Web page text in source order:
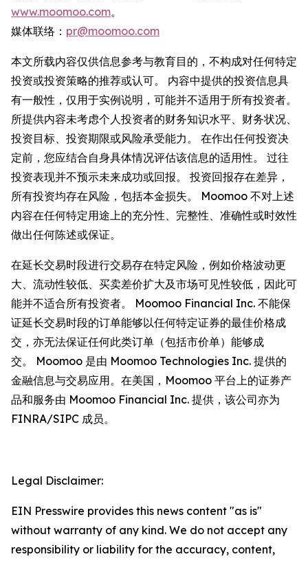
www.moomoo.com。
媒体联络： pr@moomoo.com
本文所载内容仅供信息参考与教育目的，不构成对任何特定
投资或投资策略的推荐或认可。 内容中提供的投资信息具
有一般性，仅用于实例说明，可能并不适用于所有投资者。
所提供内容未考虑个人投资者的财务知识水平、财务状况、
投资目标、投资期限或风险承受能力。 在作出任何投资决
定前，您应结合自身具体情况评估该信息的适用性。 过往
投资表现并不预示未来成功或回报。 投资回报存在差异，
所有投资均存在风险，包括本金损失。 Moomoo 不对上述
内容在任何特定用途上的充分性、完整性、准确性或时效性
做出任何陈述或保证。
在延长交易时段进行交易存在特定风险，例如价格波动更
大、流动性较低、买卖差价扩大及市场可见性较低，因此可
能并不适合所有投资者。 Moomoo Financial Inc. 不能保
证延长交易时段的订单能够以任何特定证券的最佳价格成
交，亦无法保证任何此类订单（包括市价单）能够成
交。 Moomoo 是由 Moomoo Technologies Inc. 提供的
金融信息与交易应用。在美国，Moomoo 平台上的证券产
品和服务由 Moomoo Financial Inc. 提供，该公司亦为
FINRA/SIPC 成员。
Legal Disclaimer:
EIN Presswire provides this news content "as is"
without warranty of any kind. We do not accept any
responsibility or liability for the accuracy, content,